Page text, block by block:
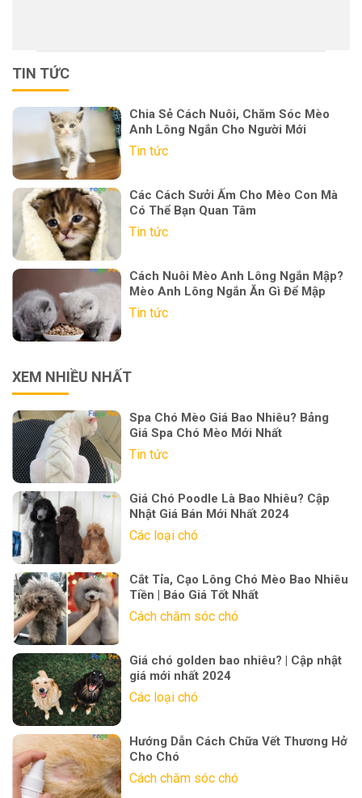
TIN TỨC
Chia Sẻ Cách Nuôi, Chăm Sóc Mèo
Anh Lông Ngắn Cho Người Mới
Tin tức
Các Cách Sưởi Ấm Cho Mèo Con Mà
Có Thể Bạn Quan Tâm
Tin tức
Cách Nuôi Mèo Anh Lông Ngắn Mập?
Mèo Anh Lông Ngắn Ăn Gì Để Mập
Tin tức
XEM NHIỀU NHẤT
Spa Chó Mèo Giá Bao Nhiêu? Bảng
Giá Spa Chó Mèo Mới Nhất
Tin tức
Giá Chó Poodle Là Bao Nhiêu? Cập
Nhật Giá Bán Mới Nhất 2024
Các loại chó
Cắt Tỉa, Cạo Lông Chó Mèo Bao Nhiêu
Tiền | Báo Giá Tốt Nhất
Cách chăm sóc chó
Giá chó golden bao nhiêu? | Cập nhật
giá mới nhất 2024
Các loại chó
Hướng Dẫn Cách Chữa Vết Thương Hở
Cho Chó
Cách chăm sóc chó